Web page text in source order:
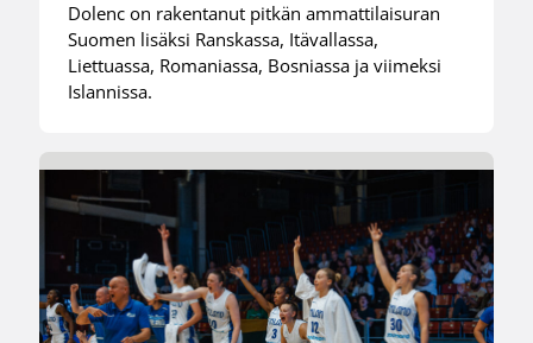
Dolenc on rakentanut pitkän ammattilaisuran
Suomen lisäksi Ranskassa, Itävallassa,
Liettuassa, Romaniassa, Bosniassa ja viimeksi
Islannissa.